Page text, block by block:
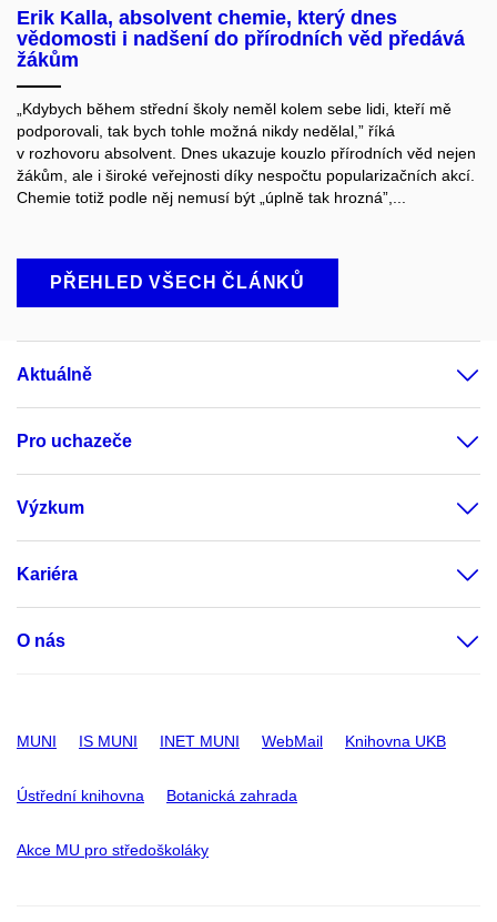
Erik Kalla, absolvent chemie, který dnes
vědomosti i nadšení do přírodních věd předává
žákům
„Kdybych během střední školy neměl kolem sebe lidi, kteří mě
podporovali, tak bych tohle možná nikdy nedělal,” říká
v rozhovoru absolvent. Dnes ukazuje kouzlo přírodních věd nejen
žákům, ale i široké veřejnosti díky nespočtu popularizačních akcí.
Chemie totiž podle něj nemusí být „úplně tak hrozná”,...
PŘEHLED VŠECH ČLÁNKŮ
Aktuálně
Pro uchazeče
Výzkum
Kariéra
O nás
MUNI IS MUNI INET MUNI WebMail Knihovna UKB
Ústřední knihovna Botanická zahrada
Akce MU pro středoškoláky